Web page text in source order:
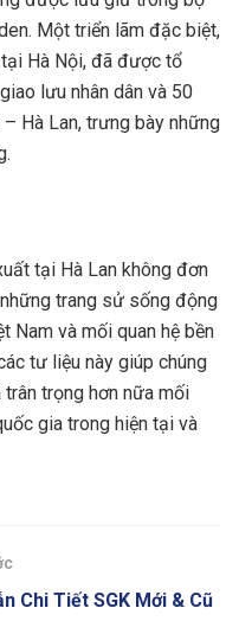
Một triển lãm đặc biệt,
Hà Nội, đã được tổ
lưu nhân dân và 50
Hà Lan, trưng bày những
tại Hà Lan không đơn
trang sử sống động
Nam và mối quan hệ bền
tư liệu này giúp chúng
trọng hơn nữa mối
gia trong hiện tại và
Chi Tiết SGK Mới & Cũ